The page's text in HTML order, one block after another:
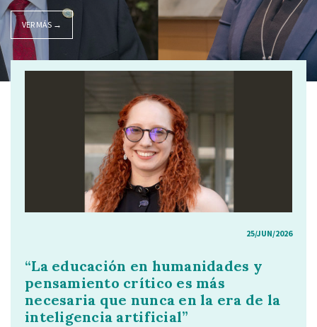
VER MÁS →
25/JUN/2026
“La educación en humanidades y
pensamiento crítico es más
necesaria que nunca en la era de la
inteligencia artificial”